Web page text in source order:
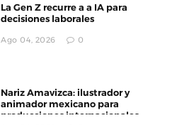
La Gen Z recurre a a IA para
decisiones laborales
Ago 04, 2026 0
Nariz Amavizca: ilustrador y
animador mexicano para
producciones internacionales